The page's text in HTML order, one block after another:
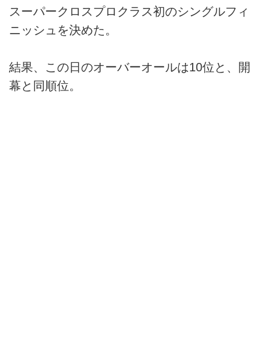
スーパークロスプロクラス初のシングルフィ
ニッシュを決めた。
結果、この日のオーバーオールは10位と、開
幕と同順位。